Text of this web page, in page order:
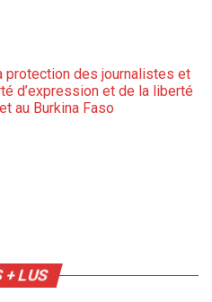
protection des journalistes et
d’expression et de la liberté
au Burkina Faso
+ LUS